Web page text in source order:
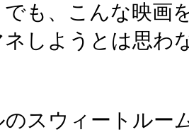
でも、こんな映画
ネしようとは思わ
のスウィートルー